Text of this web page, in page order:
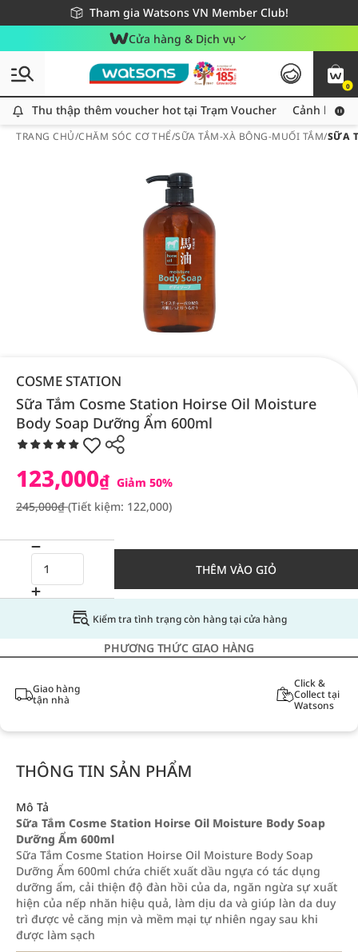
Tham gia Watsons VN Member Club!
Miễn phí giao hàng cho đơn hàng từ 249,000Đ
Giao hàng nhanh 24h - Áp dụng khu vực TP. Hồ Chí Minh
Cửa hàng & Dịch vụ
0
Thu thập thêm voucher hot tại Trạm Voucher
Thu thập thêm voucher hot tại Trạm Voucher Cảnh báo
TRANG CHỦ/CHĂM SÓC CƠ THỂ/SỮA TẮM-XÀ BÔNG-MUỐI TẮM/SỮA
COSME STATION
Sữa Tắm Cosme Station Hoirse Oil Moisture
Body Soap Dưỡng Ẩm 600ml
123,000₫ Giảm 50%
245,000₫(Tiết kiệm: 122,000)
THÊM VÀO GIỎ
Kiểm tra tình trạng còn hàng tại cửa hàng
PHƯƠNG THỨC GIAO HÀNG
Giao hàng
tận nhà
Click &
Collect tại
Watsons
THÔNG TIN SẢN PHẨM
Mô Tả
Sữa Tắm Cosme Station Hoirse Oil Moisture Body Soap
Dưỡng Ẩm 600ml
Sữa Tắm Cosme Station Hoirse Oil Moisture Body Soap
Dưỡng Ẩm 600ml chứa chiết xuất dầu ngựa có tác dụng
dưỡng ẩm, cải thiện độ đàn hồi của da, ngăn ngừa sự xuất
hiện của nếp nhăn hiệu quả, làm dịu da và giúp làn da duy
trì được vẻ căng mịn và mềm mại tự nhiên ngay sau khi
được làm sạch